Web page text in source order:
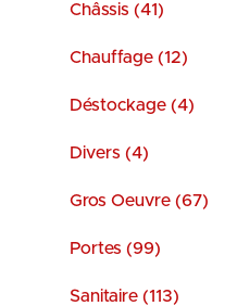
Châssis (41)
Chauffage (12)
Déstockage (4)
Divers (4)
Gros Oeuvre (67)
Portes (99)
Sanitaire (113)